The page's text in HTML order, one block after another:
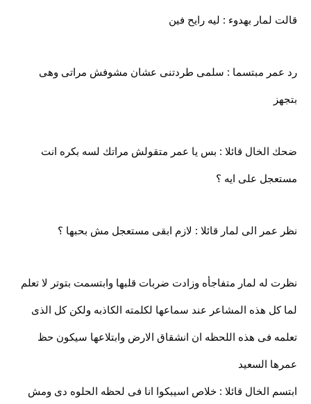
قالت لمار بهدوء : ليه رايح فين
رد عمر مبتسما : سلمى طردتنى عشان مشوفش مراتى وهى
بتجهز
ضحك الخال قائلا : بس يا عمر متقولش مراتك لسه بكره انت
مستعجل على ايه ؟
نظر عمر الى لمار قائلا : لازم ابقى مستعجل مش بحبها ؟
نظرت له لمار متفاجأه وزادت ضربات قلبها وابتسمت بتوتر لا تعلم
لما كل هذه المشاعر عند سماعها لكلمته الكاذبه ولكن كل الذى
تعلمه فى هذه اللحظه ان انشقاق الارض وابتلاعها سيكون حظ
عمرها السعيد
ابتسم الخال قائلا : خلاص اسيبكوا انا فى لحظه الحلوه دى ومش